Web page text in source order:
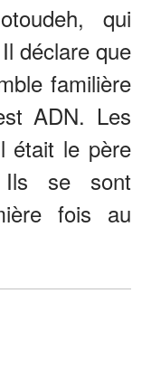
qui
déclare que
familière
ADN. Les
était le père
Ils se sont
fois au